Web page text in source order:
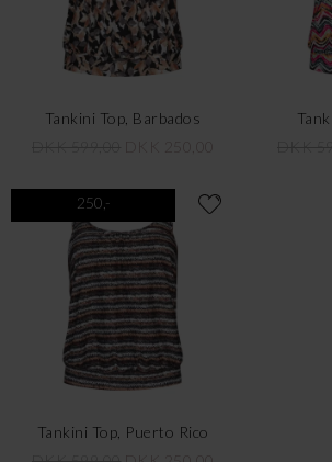
Tankini Top, Barbados
250,-
Tankini Top, Puerto Rico